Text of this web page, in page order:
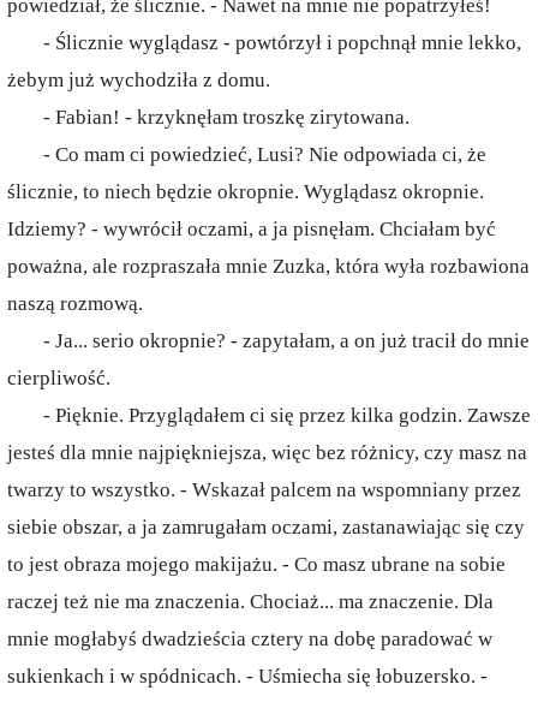
powiedział, że ślicznie. - Nawet na mnie nie popatrzyłeś!
- Ślicznie wyglądasz - powtórzył i popchnął mnie lekko,
żebym już wychodziła z domu.
- Fabian! - krzyknęłam troszkę zirytowana.
- Co mam ci powiedzieć, Lusi? Nie odpowiada ci, że
ślicznie, to niech będzie okropnie. Wyglądasz okropnie.
Idziemy? - wywrócił oczami, a ja pisnęłam. Chciałam być
poważna, ale rozpraszała mnie Zuzka, która wyła rozbawiona
naszą rozmową.
- Ja... serio okropnie? - zapytałam, a on już tracił do mnie
cierpliwość.
- Pięknie. Przyglądałem ci się przez kilka godzin. Zawsze
jesteś dla mnie najpiękniejsza, więc bez różnicy, czy masz na
twarzy to wszystko. - Wskazał palcem na wspomniany przez
siebie obszar, a ja zamrugałam oczami, zastanawiając się czy
to jest obraza mojego makijażu. - Co masz ubrane na sobie
raczej też nie ma znaczenia. Chociaż... ma znaczenie. Dla
mnie mogłabyś dwadzieścia cztery na dobę paradować w
sukienkach i w spódnicach. - Uśmiecha się łobuzersko. -